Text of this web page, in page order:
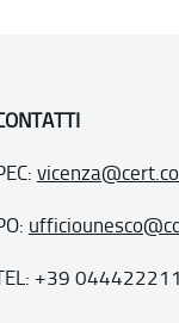
+39